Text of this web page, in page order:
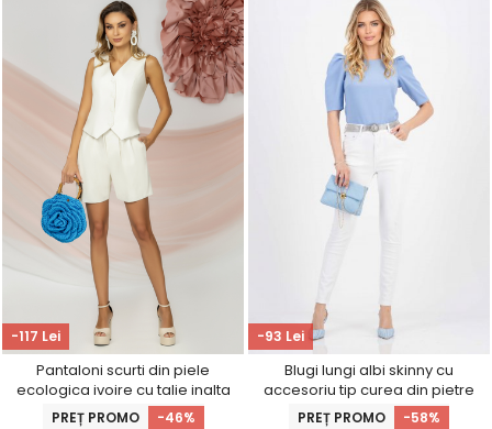
-117 Lei
Pantaloni scurti din piele
ecologica ivoire cu talie inalta
si croi larg
PREȚ PROMO -46%
-93 Lei
Blugi lungi albi skinny cu
accesoriu tip curea din pietre
strass
PREȚ PROMO -58%